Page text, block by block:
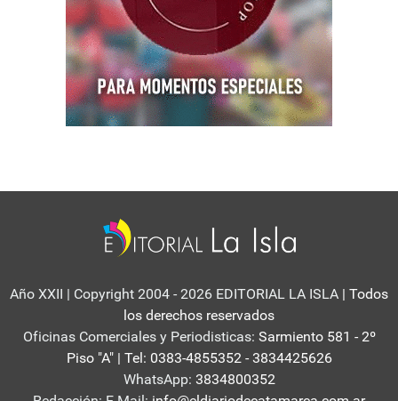
Año XXII | Copyright 2004 - 2026 EDITORIAL LA ISLA | Todos
los derechos reservados
Oficinas Comerciales y Periodisticas: Sarmiento 581 - 2º
Piso "A" | Tel: 0383-4855352 - 3834425626
WhatsApp: 3834800352